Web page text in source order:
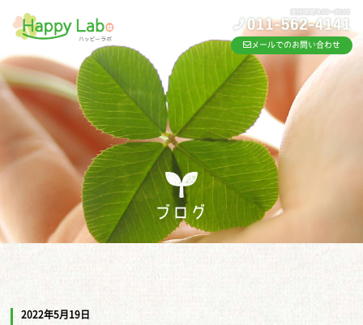
メールでのお問い合わせ
ブログ
2022年5月19日